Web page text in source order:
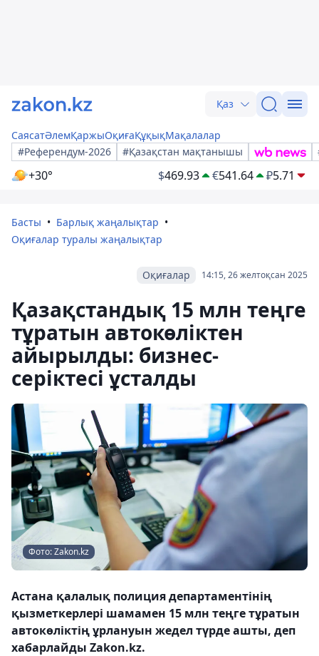
Қаз
СаясатӘлемҚаржыОқиғаҚұқықМақалалар
#Референдум-2026
#Қазақстан мақтанышы
+30° $469.93 €541.64 ₽5.71
Басты
Барлық жаңалықтар
Оқиғалар туралы жаңалықтар
14:15, 26 желтоқсан 2025
Оқиғалар
Қазақстандық 15 млн теңге
тұратын автокөліктен
айырылды: бизнес-
серіктесі ұсталды
Фото: Zakon.kz
Астана қалалық полиция департаментінің
қызметкерлері шамамен 15 млн теңге тұратын
автокөліктің ұрлануын жедел түрде ашты, деп
хабарлайды Zakon.kz.